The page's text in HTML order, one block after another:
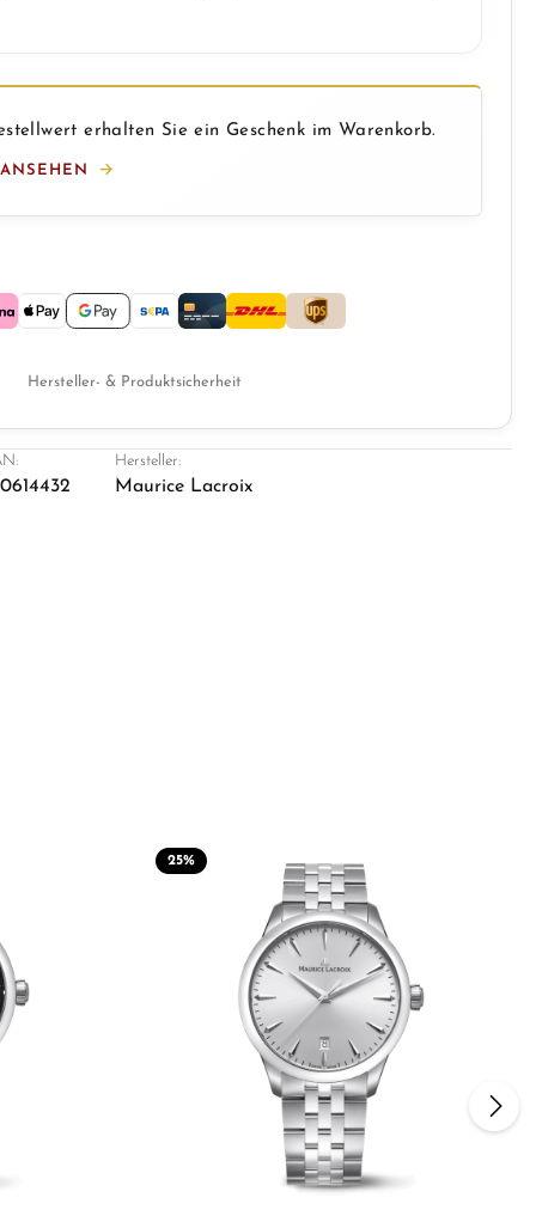
erhalten Sie ein Geschenk im Warenkorb.
Hersteller- & Produktsicherheit
Hersteller:
Maurice Lacroix
25%